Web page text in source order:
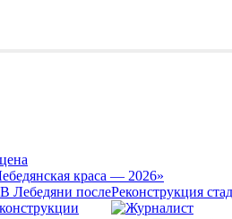
краса — 2026»
Реконструкция